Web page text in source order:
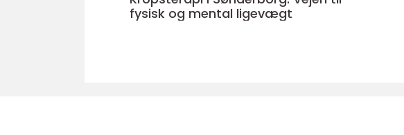
fysisk og mental ligevægt